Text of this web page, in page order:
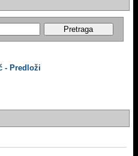
- Predloži